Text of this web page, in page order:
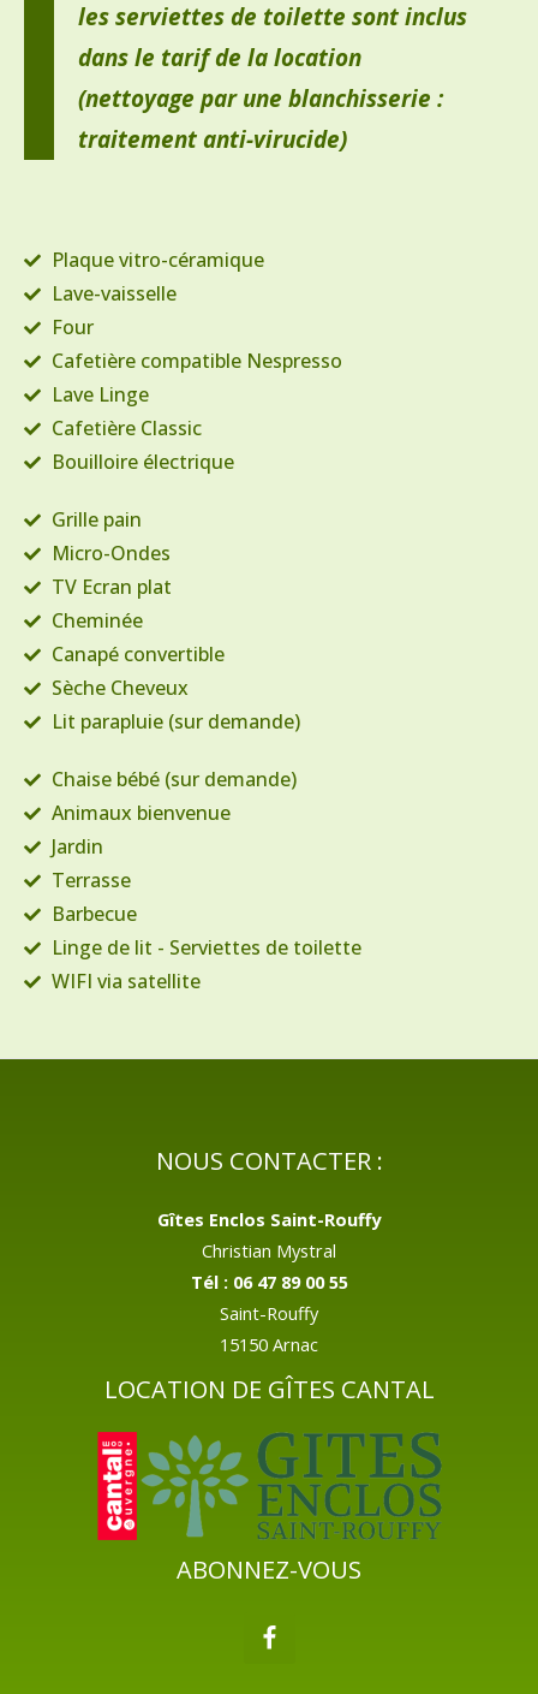
les serviettes de toilette sont inclus
dans le tarif de la location
(nettoyage par une blanchisserie :
traitement anti-virucide)
Plaque vitro-céramique
Lave-vaisselle
Four
Cafetière compatible Nespresso
Lave Linge
Cafetière Classic
Bouilloire électrique
Grille pain
Micro-Ondes
TV Ecran plat
Cheminée
Canapé convertible
Sèche Cheveux
Lit parapluie (sur demande)
Chaise bébé (sur demande)
Animaux bienvenue
Jardin
Terrasse
Barbecue
Linge de lit - Serviettes de toilette
WIFI via satellite
NOUS CONTACTER :
Gîtes Enclos Saint-Rouffy
Christian Mystral
Tél : 06 47 89 00 55
Saint-Rouffy
15150 Arnac
LOCATION DE GÎTES CANTAL
ABONNEZ-VOUS